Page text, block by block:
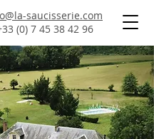
saucisserie.com
(0) 7 45 38 42 96